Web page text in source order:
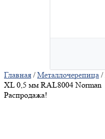
Главная /Металлочерепица /
XL 0,5 мм RAL8004 Norman
Распродажа!